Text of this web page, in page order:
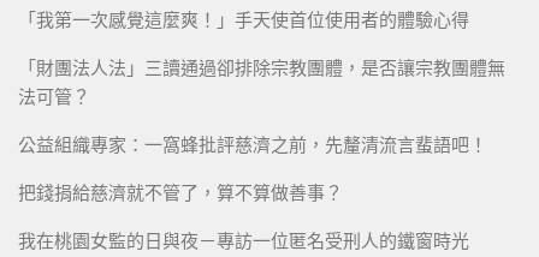
「我第一次感覺這麼爽！」手天使首位使用者的體驗心得
「財團法人法」三讀通過卻排除宗教團體，是否讓宗教團體無
法可管？
公益組織專家：一窩蜂批評慈濟之前，先釐清流言蜚語吧！
把錢捐給慈濟就不管了，算不算做善事？
我在桃園女監的日與夜－專訪一位匿名受刑人的鐵窗時光